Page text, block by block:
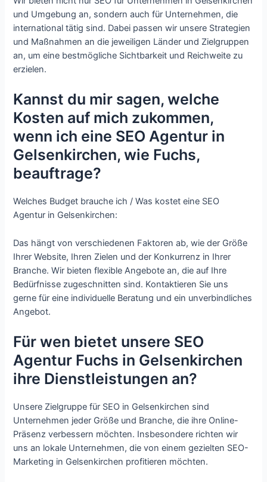
und Umgebung an, sondern auch für Unternehmen, die
international tätig sind. Dabei passen wir unsere Strategien
und Maßnahmen an die jeweiligen Länder und Zielgruppen
an, um eine bestmögliche Sichtbarkeit und Reichweite zu
erzielen.
Kannst du mir sagen, welche
Kosten auf mich zukommen,
wenn ich eine SEO Agentur in
Gelsenkirchen, wie Fuchs,
beauftrage?
Welches Budget brauche ich / Was kostet eine SEO
Agentur in Gelsenkirchen:
Das hängt von verschiedenen Faktoren ab, wie der Größe
Ihrer Website, Ihren Zielen und der Konkurrenz in Ihrer
Branche. Wir bieten flexible Angebote an, die auf Ihre
Bedürfnisse zugeschnitten sind. Kontaktieren Sie uns
gerne für eine individuelle Beratung und ein unverbindliches
Angebot.
Für wen bietet unsere SEO
Agentur Fuchs in Gelsenkirchen
ihre Dienstleistungen an?
Unsere Zielgruppe für SEO in Gelsenkirchen sind
Unternehmen jeder Größe und Branche, die ihre Online-
Präsenz verbessern möchten. Insbesondere richten wir
uns an lokale Unternehmen, die von einem gezielten SEO-
Marketing in Gelsenkirchen profitieren möchten.